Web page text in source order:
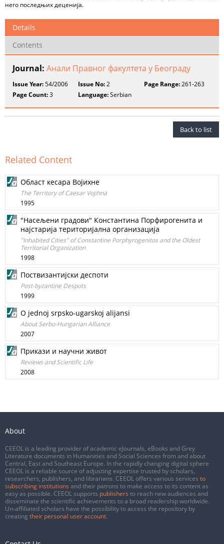
него последњих деценија.
Details
Contents
Journal: Анали Правног факултета у Београду
Issue Year:54/2006 Issue No:2 Page Range:261-263
Page Count:3 Language:Serbian
Back to list
Related Content
Област кесара Војихне
Тhе Теrritory of Caesar Vojihna
1995
"Насељени градови" Константина Порфирогенита и
најстарија територијална организација
"Inhabited Cities" of Constantine Porphyrogenitos аnd the Oldest
Territorial Оrgаnizаtiоn
1998
Поствизантијски деспоти
Post-byzantine Despots
1999
O jednoj srpsko-ugarskoj alijansi
About Serbo-Hungarian Alliance
2007
Прикази и научни живот
Reviews and Scientific Life
2008
About
CEEOL is a leading provider of academic eJournals, eBooks and Grey
Literature documents in Humanities and Social Sciences from and about
Central, East and Southeast Europe. In the rapidly changing digital sphere
CEEOL is a reliable source of adjusting expertise trusted by scholars,
researchers, publishers, and librarians. CEEOL offers various services to
subscribing institutions and their patrons to make access to its content as
easy as possible. CEEOL supports publishers to reach new audiences and
disseminate the scientific achievements to a broad readership worldwide.
Un-affiliated scholars have the possibility to access the repository by
creating their personal user account.